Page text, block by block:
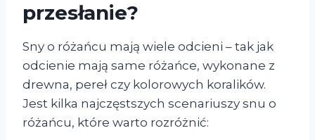
przesłanie?
Sny o różańcu mają wiele odcieni – tak jak
odcienie mają same różańce, wykonane z
drewna, pereł czy kolorowych koralików.
Jest kilka najczęstszych scenariuszy snu o
różańcu, które warto rozróżnić: